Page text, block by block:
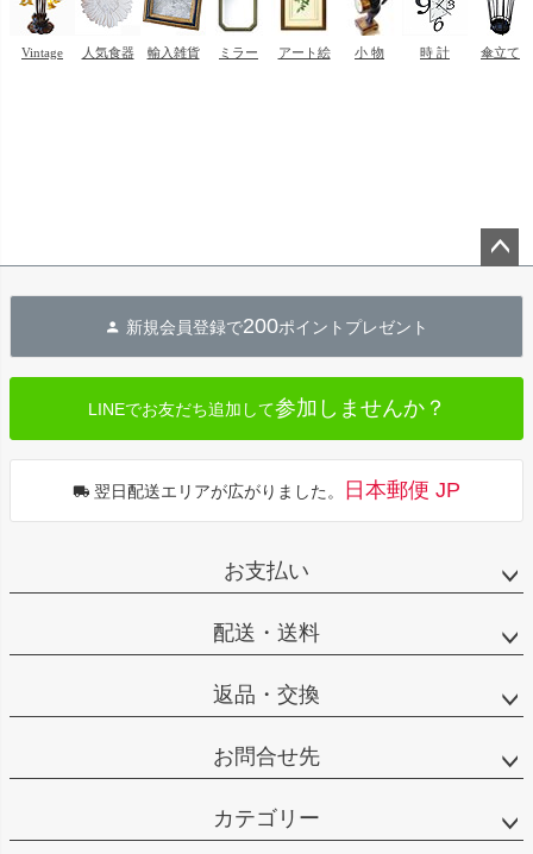
へ
新規会員登録で200ポイントプレゼント
LINEでお友だち追加して参加しませんか？
翌日配送エリアが広がりました。 日本郵便 JP
お支払い
配送・送料
返品・交換
お問合せ先
カテゴリー